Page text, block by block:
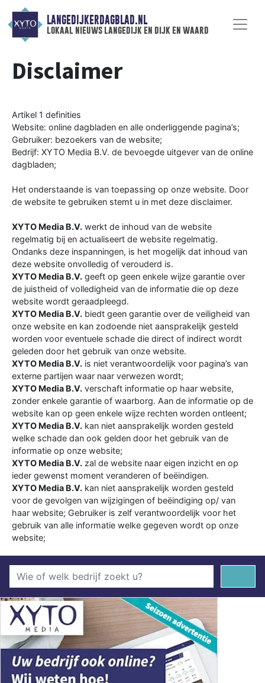
LANGEDIJKERDAGBLAD.NL
lokaal nieuws langedijk en dijk en waard
Disclaimer
Artikel 1 definities
Website: online dagbladen en alle onderliggende pagina’s;
Gebruiker: bezoekers van de website;
Bedrijf: XYTO Media B.V. de bevoegde uitgever van de online
dagbladen;
Het onderstaande is van toepassing op onze website. Door
de website te gebruiken stemt u in met deze disclaimer.
XYTO Media B.V. werkt de inhoud van de website
regelmatig bij en actualiseert de website regelmatig.
Ondanks deze inspanningen, is het mogelijk dat inhoud van
deze website onvolledig of verouderd is.
XYTO Media B.V. geeft op geen enkele wijze garantie over
de juistheid of volledigheid van de informatie die op deze
website wordt geraadpleegd.
XYTO Media B.V. biedt geen garantie over de veiligheid van
onze website en kan zodoende niet aansprakelijk gesteld
worden voor eventuele schade die direct of indirect wordt
geleden door het gebruik van onze website.
XYTO Media B.V. is niet verantwoordelijk voor pagina’s van
externe partijen waar naar verwezen wordt;
XYTO Media B.V. verschaft informatie op haar website,
zonder enkele garantie of waarborg. Aan de informatie op de
website kan op geen enkele wijze rechten worden ontleent;
XYTO Media B.V. kan niet aansprakelijk worden gesteld
welke schade dan ook gelden door het gebruik van de
informatie op onze website;
XYTO Media B.V. zal de website naar eigen inzicht en op
ieder gewenst moment veranderen of beëindigen.
XYTO Media B.V. kan niet aansprakelijk worden gesteld
voor de gevolgen van wijzigingen of beëindiging op/ van
haar website; Gebruiker is zelf verantwoordelijk voor het
gebruik van alle informatie welke gegeven wordt op onze
website;